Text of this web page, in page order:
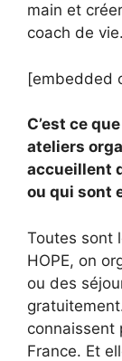
main et
coach de vie.
[embedded
C’est ce
ateliers
accueillent
ou qui sont
Toutes sont
HOPE, on
ou des
connaissent
France. Et